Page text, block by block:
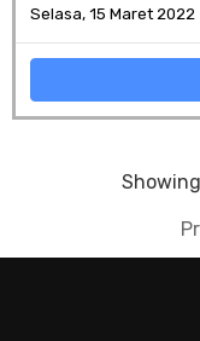
Selasa, 15 Maret 2022